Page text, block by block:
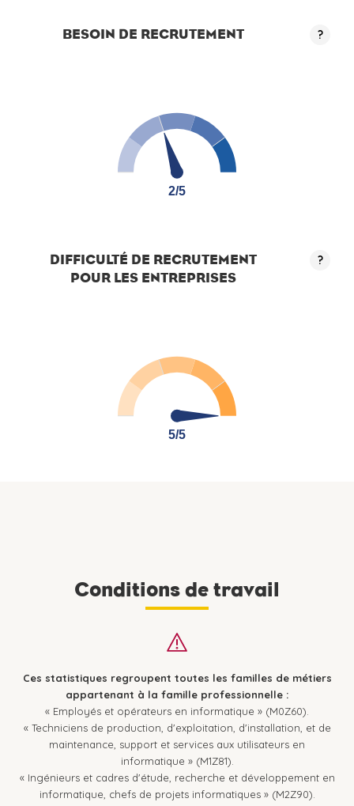
BESOIN DE RECRUTEMENT ?
2/5
2/5
DIFFICULTÉ DE RECRUTEMENT
POUR LES ENTREPRISES
?
5/5
5/5
Conditions de travail
Ces statistiques regroupent toutes les familles de métiers
appartenant à la famille professionnelle :
« Employés et opérateurs en informatique » (M0Z60).
« Techniciens de production, d'exploitation, d'installation, et de
maintenance, support et services aux utilisateurs en
informatique » (M1Z81).
« Ingénieurs et cadres d'étude, recherche et développement en
informatique, chefs de projets informatiques » (M2Z90).